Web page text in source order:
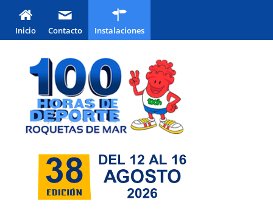
Inicio Contacto Instalaciones